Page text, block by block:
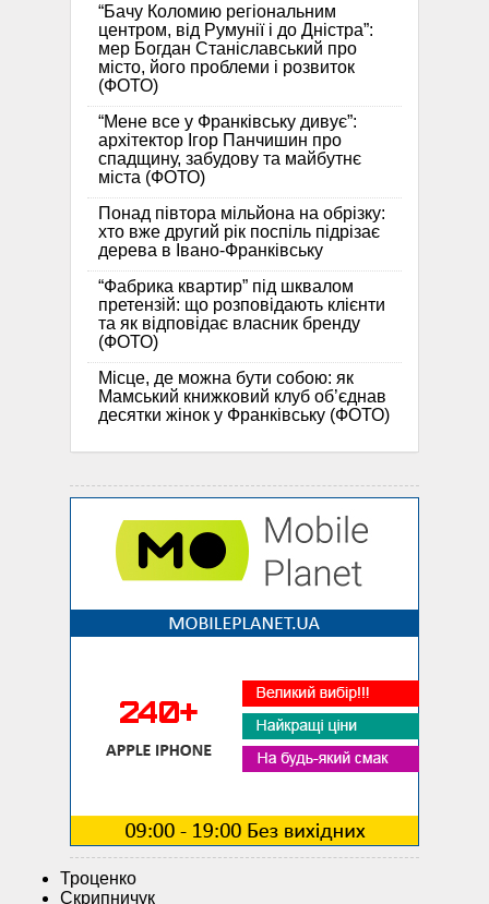
“Бачу Коломию регіональним
центром, від Румунії і до Дністра”:
мер Богдан Станіславський про
місто, його проблеми і розвиток
(ФОТО)
“Мене все у Франківську дивує”:
архітектор Ігор Панчишин про
спадщину, забудову та майбутнє
міста (ФОТО)
Понад півтора мільйона на обрізку:
хто вже другий рік поспіль підрізає
дерева в Івано-Франківську
“Фабрика квартир” під шквалом
претензій: що розповідають клієнти
та як відповідає власник бренду
(ФОТО)
Місце, де можна бути собою: як
Мамський книжковий клуб об’єднав
десятки жінок у Франківську (ФОТО)
Троценко
Скрипничук